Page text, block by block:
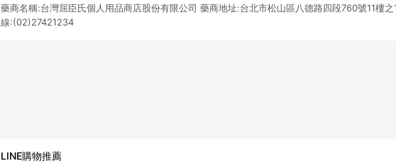
藥商名稱:台灣屈臣氏個人用品商店股份有限公司 藥商地址:台北市松山區八德路四段760號11樓
線:(02)27421234
LINE購物推薦